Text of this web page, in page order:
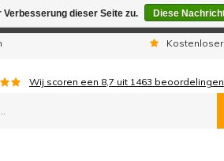
Wij scoren een 8,7 uit 1463 beoordelingen
dieser Seite zu. Diese
wir telefonisch nicht erreichbar.